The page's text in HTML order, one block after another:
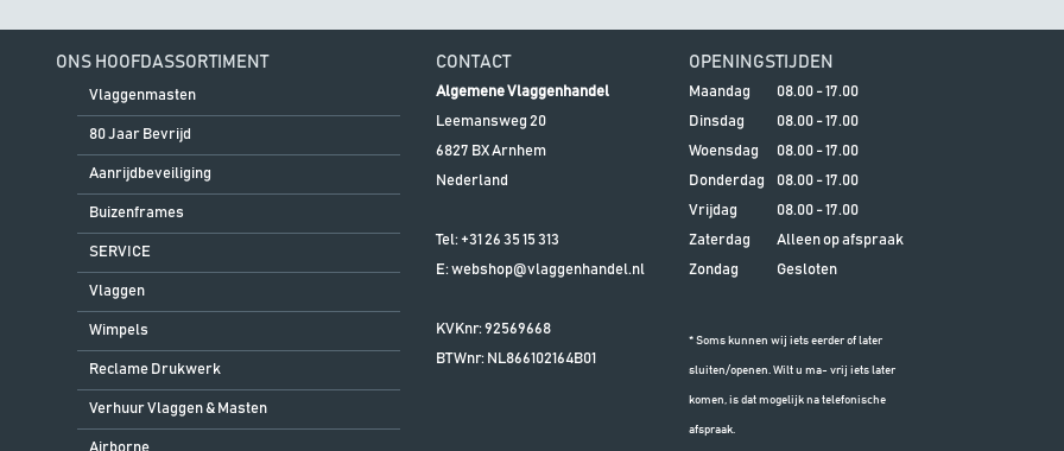
ONS HOOFDASSORTIMENT
Vlaggenmasten
80 Jaar Bevrijd
Aanrijdbeveiliging
Buizenframes
SERVICE
Vlaggen
Wimpels
Reclame Drukwerk
Verhuur Vlaggen & Masten
CONTACT
Algemene Vlaggenhandel
Leemansweg 20
6827 BXArnhem
Nederland
Tel: +31 26 35 15 313
E:webshop@vlaggenhandel.nl
KVKnr: 92569668
BTWnr: NL866102164B01
OPENINGSTIJDEN
Maandag
08.00 - 17.00
Dinsdag
08.00 - 17.00
Woensdag
08.00 - 17.00
Donderdag
08.00 - 17.00
Vrijdag
08.00 - 17.00
Zaterdag
Alleen op afspraak
Zondag
Gesloten
* Soms kunnen wij iets eerder of later
sluiten/openen. Wilt u ma- vrij iets later
komen, is dat mogelijk na telefonische
afspraak.